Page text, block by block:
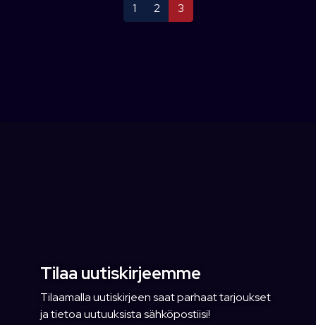
1 2 3
Tilaa uutiskirjeemme
Tilaamalla uutiskirjeen saat parhaat tarjoukset
ja tietoa uutuuksista sähköpostiisi!